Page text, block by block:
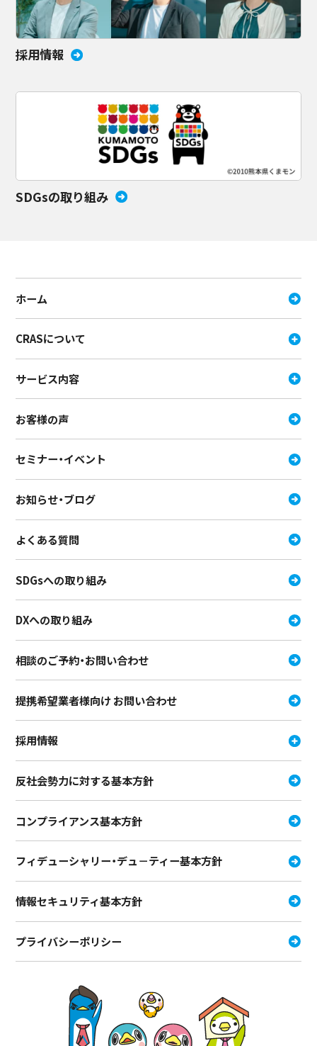
採用情報
SDGsの取り組み
ホーム
CRASについて
サービス内容
お客様の声
セミナー・イベント
お知らせ・ブログ
よくある質問
SDGsへの取り組み
DXへの取り組み
相談のご予約・お問い合わせ
提携希望業者様向け お問い合わせ
採用情報
反社会勢力に対する基本方針
コンプライアンス基本方針
フィデューシャリー・デュ－ティー基本方針
情報セキュリティ基本方針
プライバシーポリシー